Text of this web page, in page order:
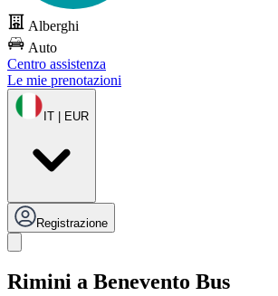
Alberghi
Auto
Centro assistenza
Le mie prenotazioni
IT | EUR
Registrazione
Rimini a Benevento Bus